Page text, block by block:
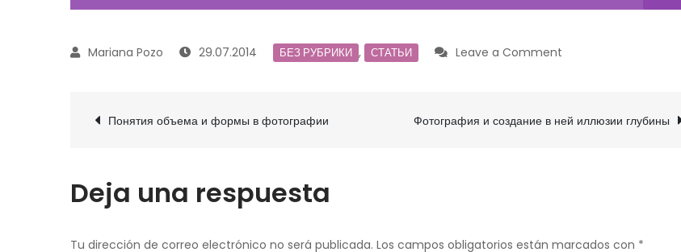
29.07.2014 БЕЗ РУБРИКИ , СТАТЬИ Leave a Comment
точку
Navegación
Понятия объема и формы в фотографии Фотография и создание в ней иллюзии глубины
Deja una respuesta
Tu dirección de correo electrónico no será publicada. Los campos obligatorios están marcados con *